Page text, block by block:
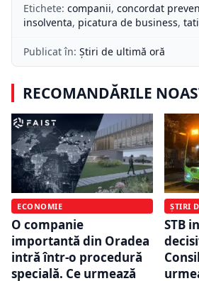
Etichete: companii, concordat
insolventa, picatura de business,
Publicat în: Știri de ultimă oră
RECOMANDĂRILE
ECONOMIE
O companie
importantă din Oradea
intră într-o procedură
specială. Ce urmează
ȘTIRI
STB